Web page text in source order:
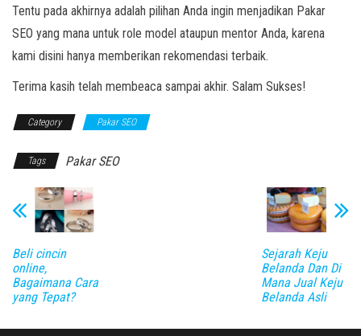
Tentu pada akhirnya adalah pilihan Anda ingin menjadikan Pakar
SEO yang mana untuk role model ataupun mentor Anda, karena
kami disini hanya memberikan rekomendasi terbaik.
Terima kasih telah membeaca sampai akhir. Salam Sukses!
Category Pakar SEO
Tags Pakar SEO
Beli cincin
online,
Bagaimana Cara
yang Tepat?
Sejarah Keju
Belanda Dan Di
Mana Jual Keju
Belanda Asli